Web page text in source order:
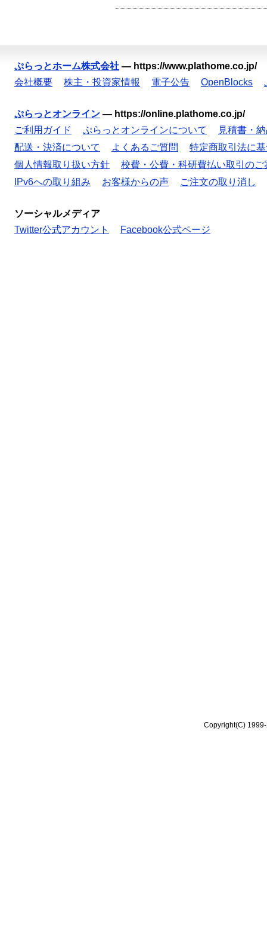
ぷらっとホーム株式会社 — https://www.plathome.co.jp/
会社概要
株主・投資家情報 電子公告 OpenBlocks
ぷらっとオンライン — https://online.plathome.co.jp/
ご利用ガイド
ぷらっとオンラインについて
見積書・
配送・決済について
よくあるご質問
特定商取引法に
個人情報取り扱い方針
校費・公費・科研費払い取引のご
IPv6への取り組み
お客様からの声 ご注文の取り消し
ソーシャルメディア
Twitter公式アカウント
Facebook公式ページ
Copyright(C)